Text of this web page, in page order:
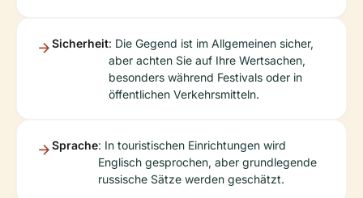
Sicherheit: Die Gegend ist im Allgemeinen sicher,
aber achten Sie auf Ihre Wertsachen,
besonders während Festivals oder in
öffentlichen Verkehrsmitteln.
Sprache: In touristischen Einrichtungen wird
Englisch gesprochen, aber grundlegende
russische Sätze werden geschätzt.